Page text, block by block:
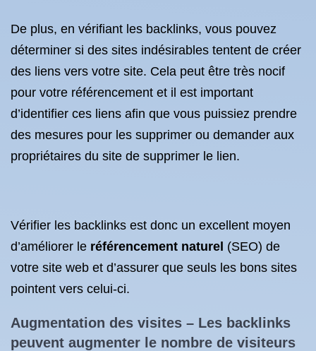
De plus, en vérifiant les backlinks, vous pouvez
déterminer si des sites indésirables tentent de créer
des liens vers votre site. Cela peut être très nocif
pour votre référencement et il est important
d’identifier ces liens afin que vous puissiez prendre
des mesures pour les supprimer ou demander aux
propriétaires du site de supprimer le lien.
Vérifier les backlinks est donc un excellent moyen
d’améliorer le référencement naturel (SEO) de
votre site web et d’assurer que seuls les bons sites
pointent vers celui-ci.
Augmentation des visites – Les backlinks
peuvent augmenter le nombre de visiteurs